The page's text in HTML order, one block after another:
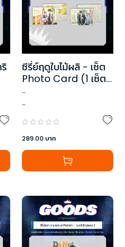
ซีรี่ย์ฤดูใบไม้ผลิ - เซ็ต
Photo Card (1 เซ็ตมี
4 ชิ้น)
-
-
289.00 บาท